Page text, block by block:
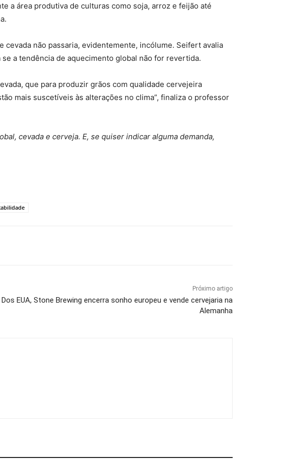
a área produtiva de culturas como soja, arroz e feijão até
cevada não passaria, evidentemente, incólume. Seifert avalia
a tendência de aquecimento global não for revertida.
que para produzir grãos com qualidade cervejeira
mais suscetíveis às alterações no clima”, finaliza o professor
cevada e cerveja. E, se quiser indicar alguma demanda,
Próximo artigo
Dos EUA, Stone Brewing encerra sonho europeu e vende cervejaria na
Alemanha